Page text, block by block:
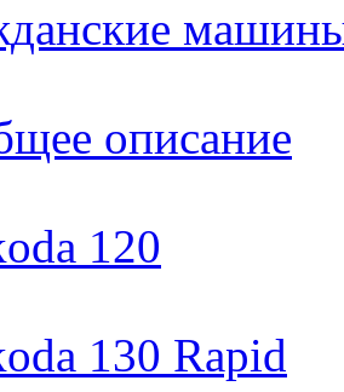
описание
120
130 Rapid